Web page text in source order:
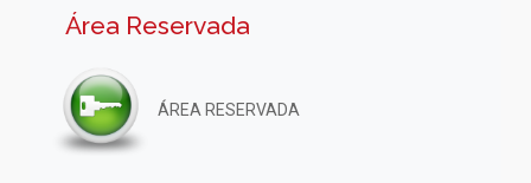
Área Reservada
ÁREA RESERVADA